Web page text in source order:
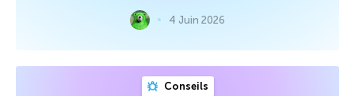
4 Juin 2026
Conseils